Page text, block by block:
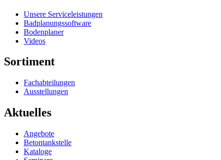
Unsere Serviceleistungen
Badplanungssoftware
Bodenplaner
Videos
Sortiment
Fachabteilungen
Ausstellungen
Aktuelles
Angebote
Betontankstelle
Kataloge